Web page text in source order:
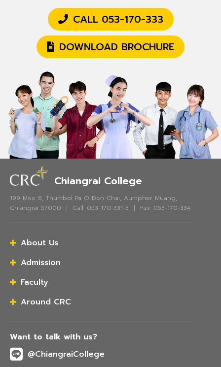
CALL 053-170-333
DOWNLOAD BROCHURE
Chiangrai College
199 Moo 6, Thumbol Pa O Don Chai, Aumpher Muang,
Chiangrai 57000 | Call: 053-170-331-3 | Fax: 053-170-334
About Us
Admission
Faculty
Around CRC
Want to talk with us?
@ChiangraiCollege